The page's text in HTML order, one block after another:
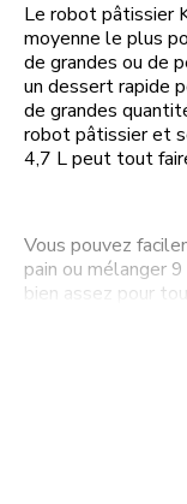
Le robot pâtissier
moyenne le plus
de grandes ou de
un dessert rapide
de grandes
robot pâtissier et
4,7 L peut tout
Vous pouvez
pain ou mélanger
bien assez pour